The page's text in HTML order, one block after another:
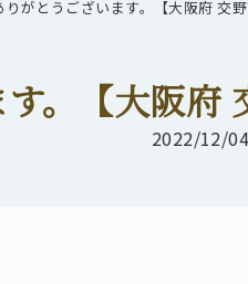
りがとうございます。【大阪府 交
。【大阪府
2022/12/04